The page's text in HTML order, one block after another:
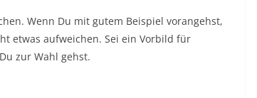
Wenn Du mit gutem Beispiel vorangehst,
etwas aufweichen. Sei ein Vorbild für
zur Wahl gehst.